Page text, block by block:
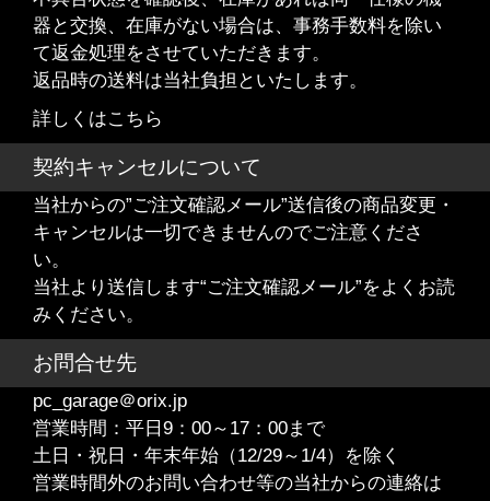
器と交換、在庫がない場合は、事務手数料を除い
て返金処理をさせていただきます。
返品時の送料は当社負担といたします。
詳しくはこちら
契約キャンセルについて
当社からの”ご注文確認メール”送信後の商品変更・
キャンセルは一切できませんのでご注意くださ
い。
当社より送信します“ご注文確認メール”をよくお読
みください。
お問合せ先
pc_garage＠orix.jp
営業時間：平日9：00～17：00まで
土日・祝日・年末年始（12/29～1/4）を除く
営業時間外のお問い合わせ等の当社からの連絡は